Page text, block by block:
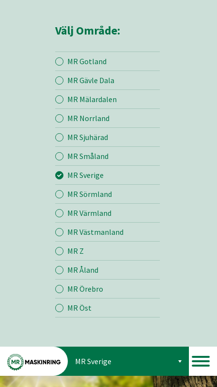
Mina sidor
MR Sverige
Entreprenad
Bemanning
Välj Område:
MR Gotland
MR Gävle Dala
MR Mälardalen
MR Norrland
MR Sjuhärad
MR Småland
MR Sverige
MR Sörmland
MR Värmland
MR Västmanland
MR Z
MR Åland
MR Örebro
MR Öst
MR Sverige